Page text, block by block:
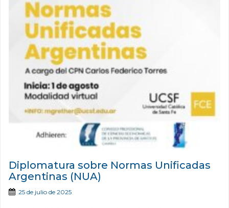
Diplomatura sobre Normas Unificadas
Argentinas (NUA)
25 de julio de 2025